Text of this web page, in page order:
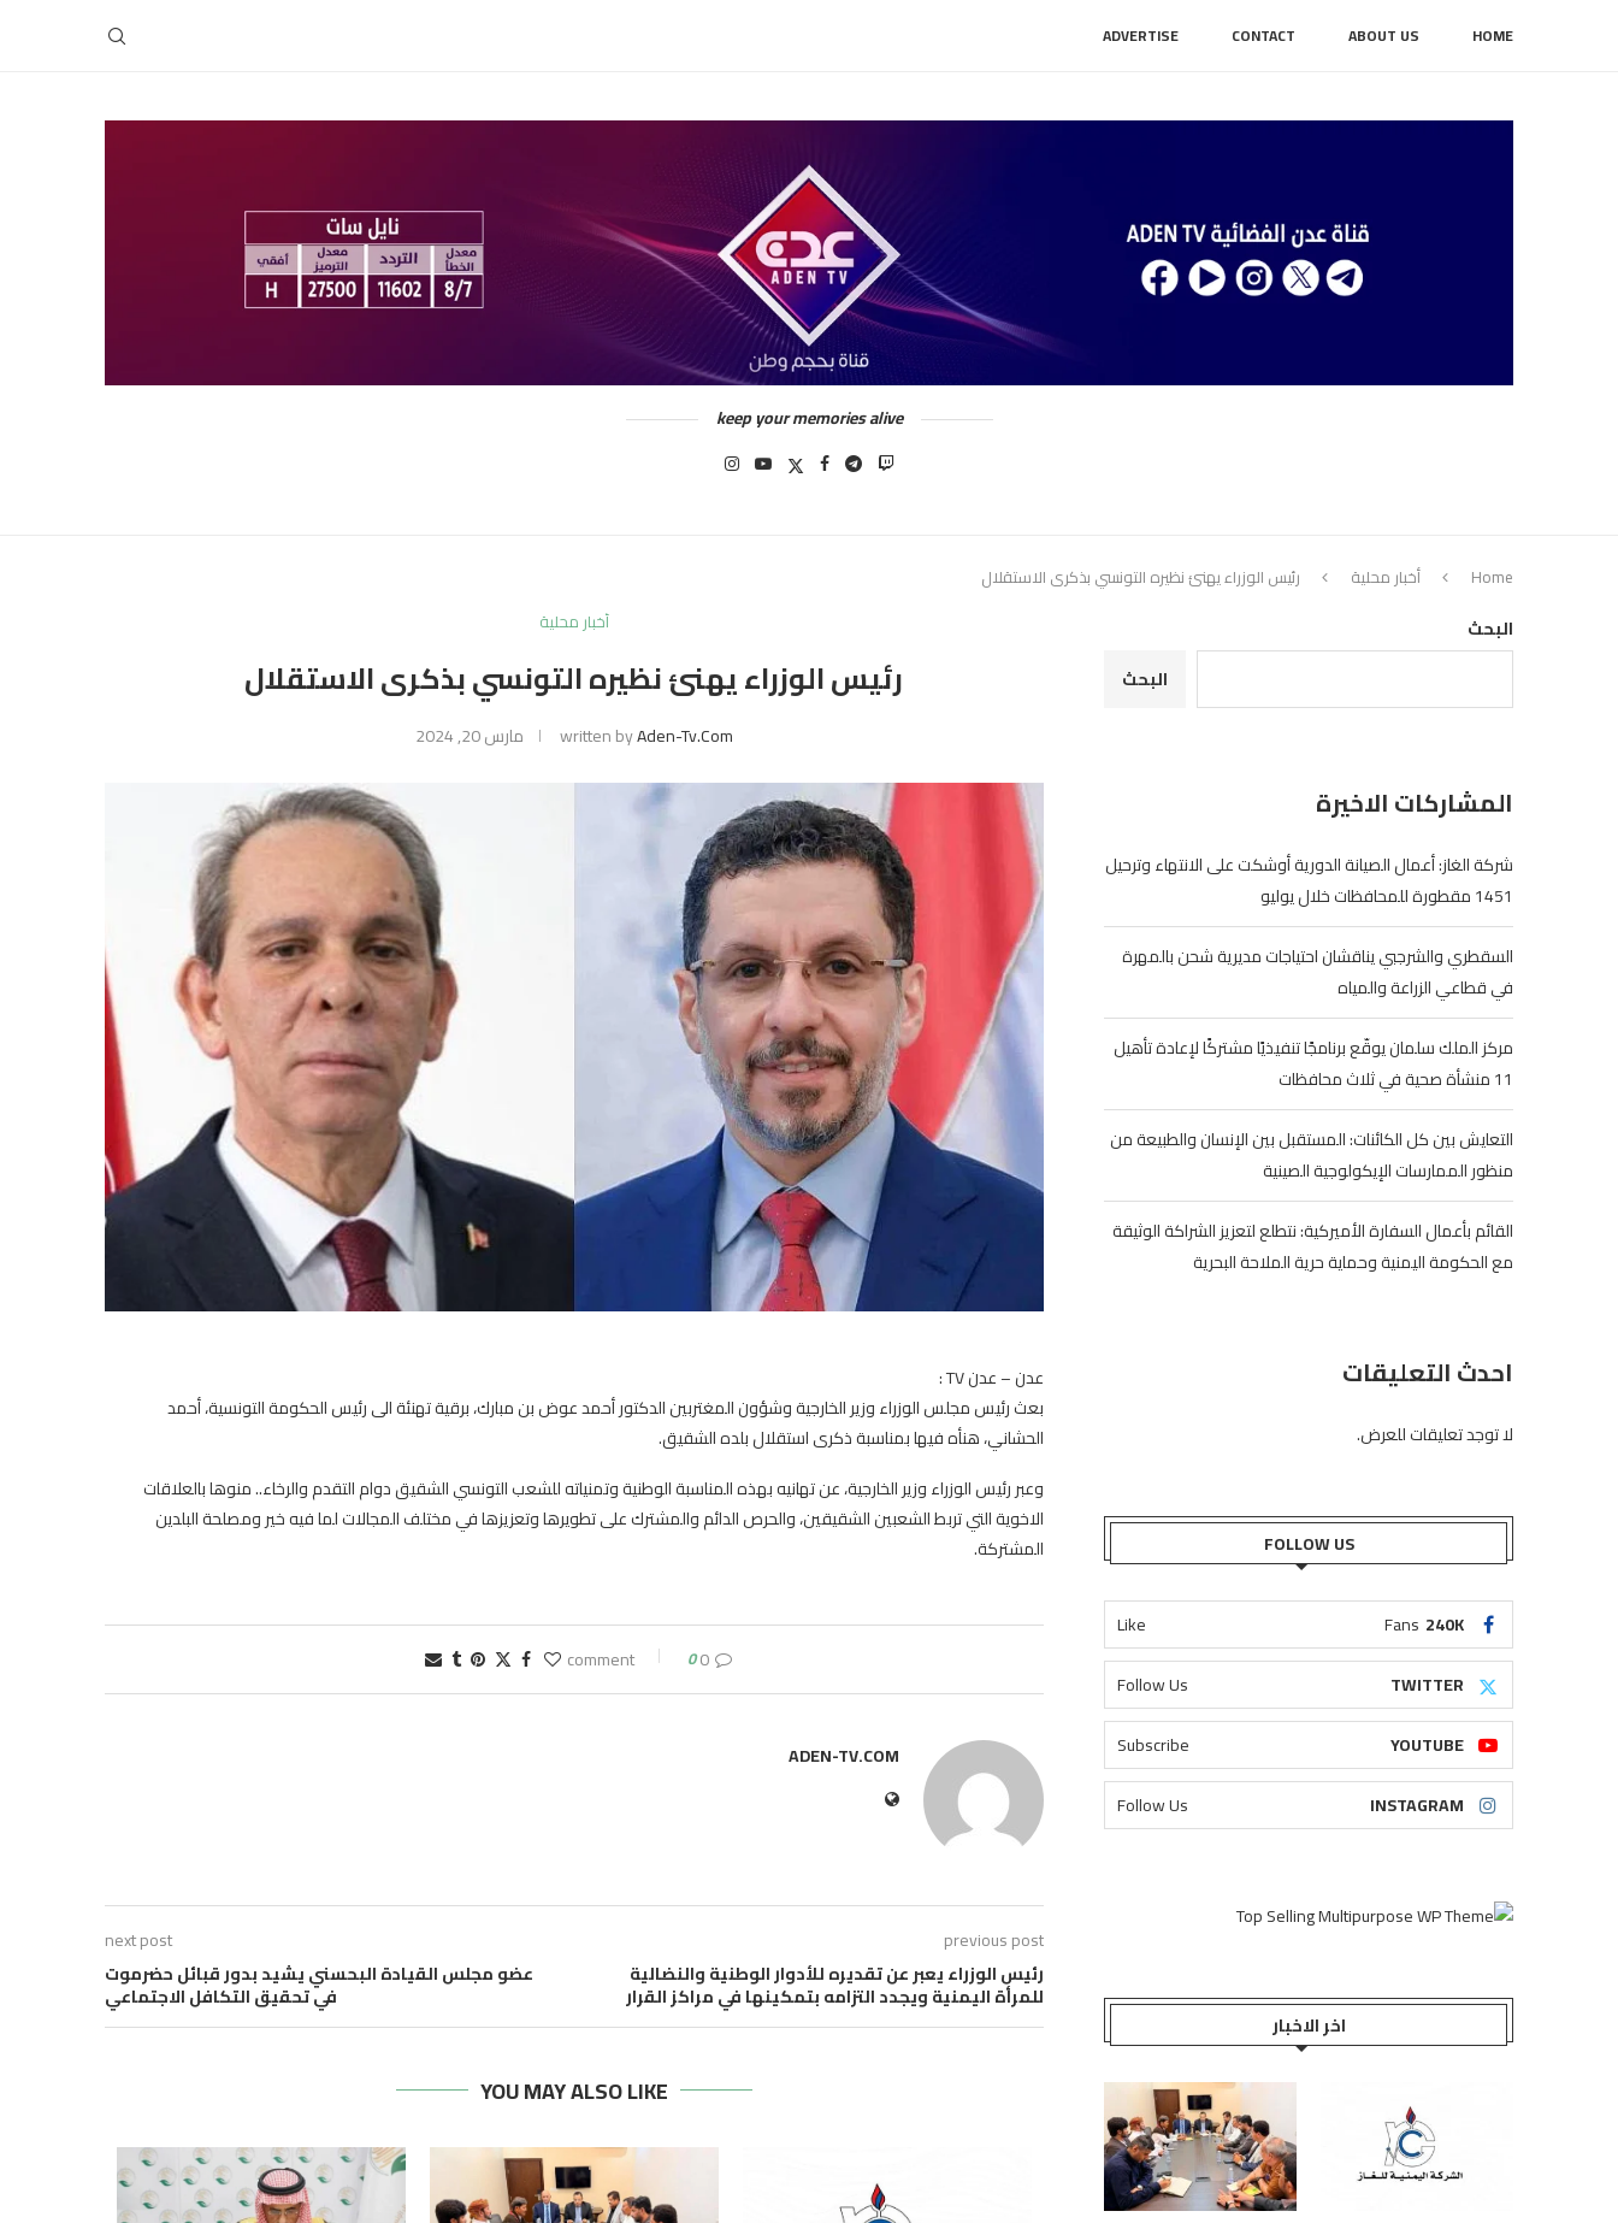
HOME
ABOUT US
CONTACT
ADVERTISE
keep your memories alive
Home أخبار محلية
رئيس الوزراء يهنئ نظيره التونسي بذكرى الاستقلال
أخبار محلية
رئيس الوزراء يهنئ نظيره التونسي بذكرى الاستقلال
written byAden-Tv.com مارس 20, 2024
عدن – عدن TV :
بعث رئيس مجلس الوزراء وزير الخارجية وشؤون المغتربين الدكتور أحمد عوض بن مبارك، برقية تهنئة الى رئيس الحكومة التونسية، أحمد
الحشاني، هنأه فيها بمناسبة ذكرى استقلال بلده الشقيق.
وعبر رئيس الوزراء وزير الخارجية، عن تهانيه بهذه المناسبة الوطنية وتمنياته للشعب التونسي الشقيق دوام التقدم والرخاء.. منوها بالعلاقات
الاخوية التي تربط الشعبين الشقيقين، والحرص الدائم والمشترك على تطويرها وتعزيزها في مختلف المجالات لما فيه خير ومصلحة البلدين
المشتركة.
0 comment
0
ADEN-TV.COM
previous post
رئيس الوزراء يعبر عن تقديره للأدوار الوطنية والنضالية
للمرأة اليمنية ويجدد التزامه بتمكينها في مراكز القرار
next post
عضو مجلس القيادة البحسني يشيد بدور قبائل حضرموت
في تحقيق التكافل الاجتماعي
YOU MAY ALSO LIKE
البحث
البحث
المشاركات الاخيرة
شركة الغاز: أعمال الصيانة الدورية أوشكت على الانتهاء وترحيل
1451 مقطورة للمحافظات خلال يوليو
السقطري والشرجبي يناقشان احتياجات مديرية شحن بالمهرة
في قطاعي الزراعة والمياه
مركز الملك سلمان يوقّع برنامجًا تنفيذيًا مشتركًا لإعادة تأهيل
11 منشأة صحية في ثلاث محافظات
التعايش بين كل الكائنات: المستقبل بين الإنسان والطبيعة من
منظور الممارسات الإيكولوجية الصينية
القائم بأعمال السفارة الأميركية: نتطلع لتعزيز الشراكة الوثيقة
مع الحكومة اليمنية وحماية حرية الملاحة البحرية
احدث التعليقات
لا توجد تعليقات للعرض.
FOLLOW US
240K
Fans
Like
TWITTER
Follow Us
YOUTUBE
Subscribe
INSTAGRAM
Follow Us
اخر الاخبار